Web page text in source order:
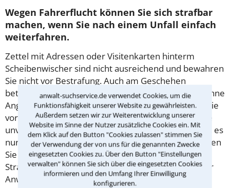
anwalt-suchservice.de verwendet Cookies, um die
Funktionsfähigkeit unserer Website zu gewährleisten.
Außerdem setzen wir zur Weiterentwicklung unserer
Website im Sinne der Nutzer zusätzliche Cookies ein. Mit
dem Klick auf den Button "Cookies zulassen" stimmen Sie
der Verwendung der von uns für die genannten Zwecke
eingesetzten Cookies zu. Über den Button "Einstellungen
verwalten" können Sie sich über die eingesetzten Cookies
informieren und den Umfang Ihrer Einwilligung
konfigurieren.
Wegen Fahrerflucht können Sie sich strafbar
machen, wenn Sie nach einem Unfall einfach
weiterfahren.
Zettel mit Adressen oder Visitenkarten hinterm
Scheibenwischer sind nicht ausreichend und bewahren
Sie nicht vor Bestrafung. Auch am Geschehen
beteiligte Radfahrer oder Fußgänger dürfen nicht ohne
Angabe ihrer Identität verschwinden. Selbst, wenn Sie
vor Ort erfolglos länger gewartet haben, müssen Sie
unverzüglich die Polizei benachrichtigen. Auch wenn es
nur ein Kratzer an einem geparkten Auto war, müssen
Sie Ihre Personalien angeben. Wird gegen Sie ein
Strafverfahren eingeleitet, hilft Ihnen ein erfahrener
Anwalt für Verkehrsrecht in Müllheim.